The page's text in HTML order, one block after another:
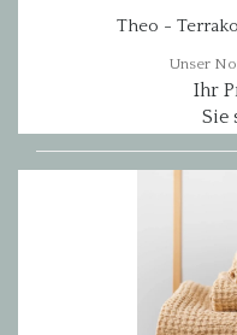
Theo -
Unser
Ihr
Sie